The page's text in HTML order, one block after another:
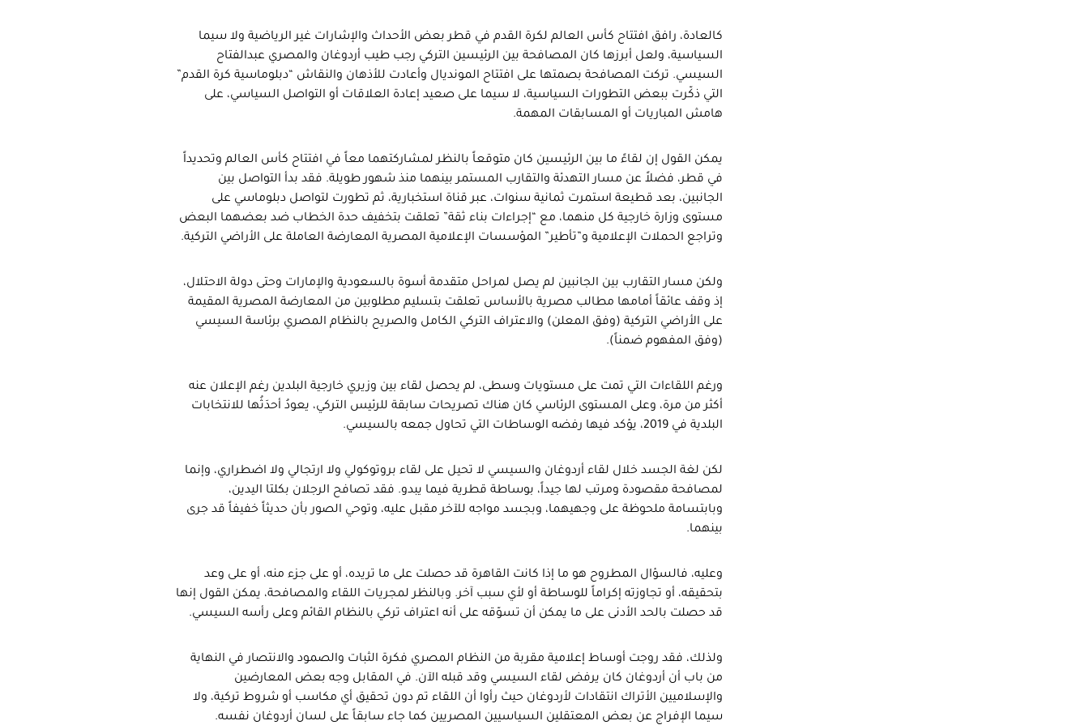
كالعادة، رافق افتتاح كأس العالم لكرة القدم في قطر بعض الأحداث والإشارات غير الرياضية ولا سيما
السياسية، ولعل أبرزها كان المصافحة بين الرئيسين التركي رجب طيب أردوغان والمصري عبدالفتاح
السيسي. تركت المصافحة بصمتها على افتتاح المونديال وأعادت للأذهان والنقاش “دبلوماسية كرة القدم”
التي ذكّرت ببعض التطورات السياسية، لا سيما على صعيد إعادة العلاقات أو التواصل السياسي، على
هامش المباريات أو المسابقات المهمة.
يمكن القول إن لقاءً ما بين الرئيسين كان متوقعاً بالنظر لمشاركتهما معاً في افتتاح كأس العالم وتحديداً
في قطر، فضلاً عن مسار التهدئة والتقارب المستمر بينهما منذ شهور طويلة. فقد بدأ التواصل بين
الجانبين، بعد قطيعة استمرت ثمانية سنوات، عبر قناة استخبارية، ثم تطورت لتواصل دبلوماسي على
مستوى وزارة خارجية كل منهما، مع “إجراءات بناء ثقة” تعلقت بتخفيف حدة الخطاب ضد بعضهما البعض
وتراجع الحملات الإعلامية و”تأطير” المؤسسات الإعلامية المصرية المعارضة العاملة على الأراضي التركية.
ولكن مسار التقارب بين الجانبين لم يصل لمراحل متقدمة أسوة بالسعودية والإمارات وحتى دولة الاحتلال،
إذ وقف عائقاً أمامها مطالب مصرية بالأساس تعلقت بتسليم مطلوبين من المعارضة المصرية المقيمة
على الأراضي التركية (وفق المعلن) والاعتراف التركي الكامل والصريح بالنظام المصري برئاسة السيسي
(وفق المفهوم ضمناً).
ورغم اللقاءات التي تمت على مستويات وسطى، لم يحصل لقاء بين وزيري خارجية البلدين رغم الإعلان عنه
أكثر من مرة، وعلى المستوى الرئاسي كان هناك تصريحات سابقة للرئيس التركي، يعودُ أحدَثُها للانتخابات
البلدية في 2019، يؤكد فيها رفضه الوساطات التي تحاول جمعه بالسيسي.
لكن لغة الجسد خلال لقاء أردوغان والسيسي لا تحيل على لقاء بروتوكولي ولا ارتجالي ولا اضطراري، وإنما
لمصافحة مقصودة ومرتب لها جيداً، بوساطة قطرية فيما يبدو. فقد تصافح الرجلان بكلتا اليدين،
وبابتسامة ملحوظة على وجهيهما، وبجسد مواجه للآخر مقبل عليه، وتوحي الصور بأن حديثاً خفيفاً قد جرى
بينهما.
وعليه، فالسؤال المطروح هو ما إذا كانت القاهرة قد حصلت على ما تريده، أو على جزء منه، أو على وعد
بتحقيقه، أو تجاوزته إكراماً للوساطة أو لأي سبب آخر. وبالنظر لمجريات اللقاء والمصافحة، يمكن القول إنها
قد حصلت بالحد الأدنى على ما يمكن أن تسوّقه على أنه اعتراف تركي بالنظام القائم وعلى رأسه السيسي.
ولذلك، فقد روجت أوساط إعلامية مقربة من النظام المصري فكرة الثبات والصمود والانتصار في النهاية
من باب أن أردوغان كان يرفض لقاء السيسي وقد قبله الآن. في المقابل وجه بعض المعارضين
والإسلاميين الأتراك انتقادات لأردوغان حيث رأوا أن اللقاء تم دون تحقيق أي مكاسب أو شروط تركية، ولا
سيما الإفراج عن بعض المعتقلين السياسيين المصريين كما جاء سابقاً على لسان أردوغان نفسه.